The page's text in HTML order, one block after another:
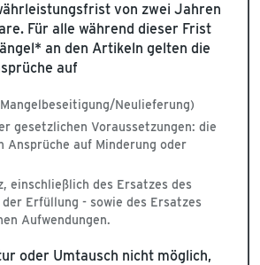
von zwei Jahren
Für alle während dieser Frist
an den Artikeln gelten die
auf
Neulieferung)
gesetzlichen Voraussetzungen: die
Ansprüche auf Minderung oder
einschließlich des Ersatzes des
Erfüllung - sowie des Ersatzes
Aufwendungen.
oder Umtausch nicht möglich,